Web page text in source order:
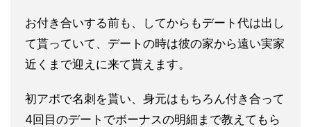
お付き合いする前も、してからもデート代は出し
て貰っていて、デートの時は彼の家から遠い実家
近くまで迎えに来て貰えます。
初アポで名刺を貰い、身元はもちろん付き合って
4回目のデートでボーナスの明細まで教えてもら